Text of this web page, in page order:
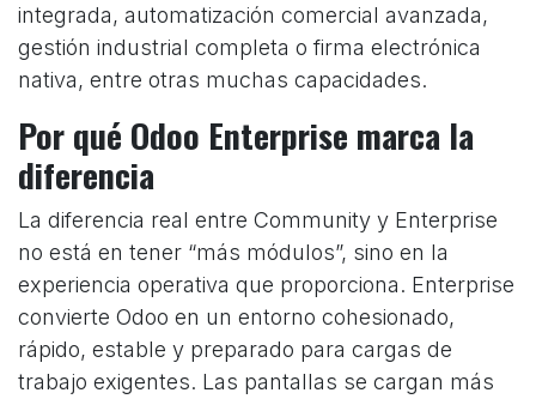
integrada, automatización comercial avanzada,
gestión industrial completa o firma electrónica
nativa, entre otras muchas capacidades.
Por qué Odoo Enterprise marca la
diferencia
La diferencia real entre Community y Enterprise
no está en tener “más módulos”, sino en la
experiencia operativa que proporciona. Enterprise
convierte Odoo en un entorno cohesionado,
rápido, estable y preparado para cargas de
trabajo exigentes. Las pantallas se cargan más